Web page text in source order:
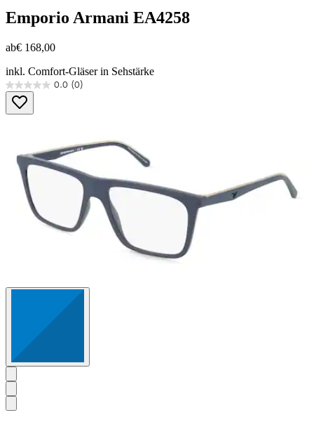
Emporio Armani EA4258
ab€ 168,00
inkl. Comfort-Gläser in Sehstärke
0.0 (0)
0.0
von
5